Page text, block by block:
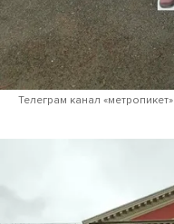
Телеграм канал «метропикет»